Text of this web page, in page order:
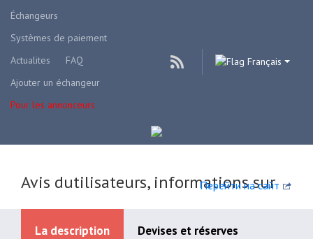
Échangeurs
Systèmes de paiement
Actualites
FAQ
Ajouter un échangeur
Pour les annonceurs
Français
Перейти на сайт
Avis dutilisateurs, informations sur
La description Devises et réserves